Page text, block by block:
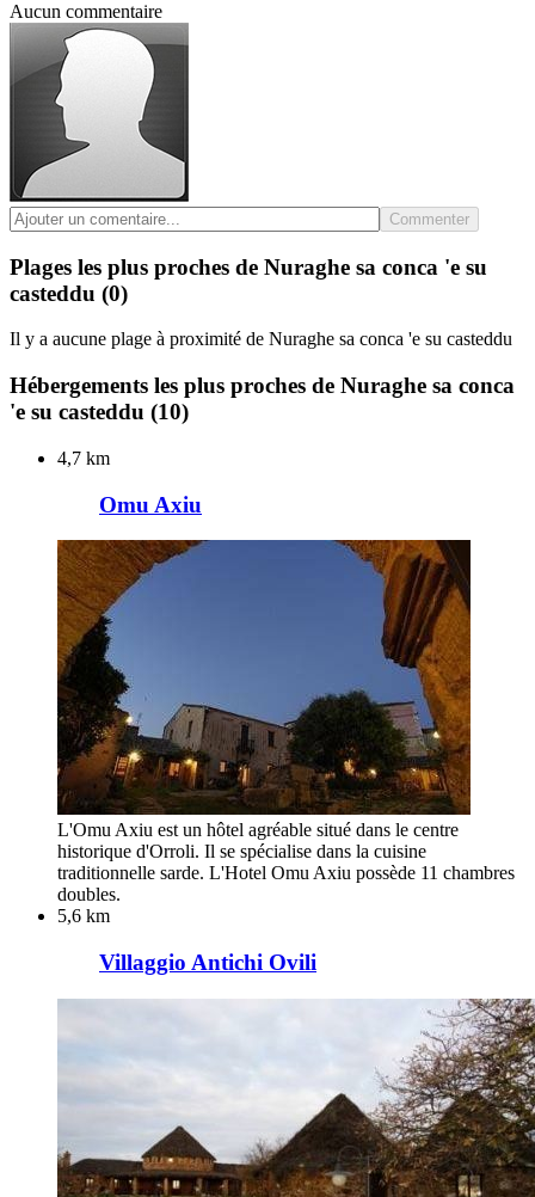
Aucun commentaire
Commenter
Plages les plus proches de Nuraghe sa conca 'e su
casteddu (0)
Il y a aucune plage à proximité de Nuraghe sa conca 'e su casteddu
Hébergements les plus proches de Nuraghe sa conca
'e su casteddu (10)
4,7 km
Omu Axiu
L'Omu Axiu est un hôtel agréable situé dans le centre
historique d'Orroli. Il se spécialise dans la cuisine
traditionnelle sarde. L'Hotel Omu Axiu possède 11 chambres
doubles.
5,6 km
Villaggio Antichi Ovili